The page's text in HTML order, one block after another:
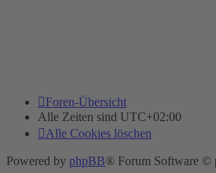
Foren-Übersicht
Alle Zeiten sind UTC+02:00
Alle Cookies löschen
Powered by phpBB® Forum Software ©